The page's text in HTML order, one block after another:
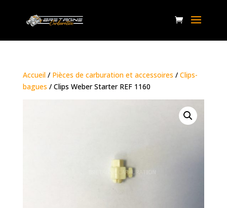
Accueil/ Pièces de carburation et accessoires / Clips-
bagues / Clips Weber Starter REF 1160